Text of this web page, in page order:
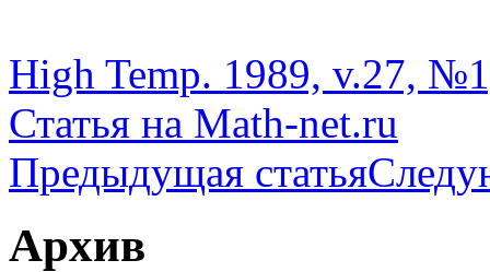
High Temp. 1989, v.27,
Статья на Math-net.ru
Предыдущая статья
Архив